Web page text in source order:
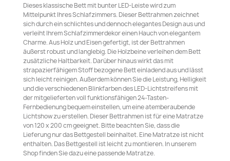
Dieses klassische Bett mit bunter LED-Leiste wird zum
Mittelpunkt Ihres Schlafzimmers. Dieser Bettrahmen zeichnet
sich durch ein schlichtes und dennoch elegantes Design aus und
verleiht Ihrem Schlafzimmerdekor einen Hauch von elegantem
Charme. Aus Holz und Eisen gefertigt, ist der Bettrahmen
äußerst robust und langlebig. Die Holzbeine verleihen dem Bett
zusätzliche Haltbarkeit. Darüber hinaus wirkt das mit
strapazierfähigem Stoff bezogene Bett einladend aus und lässt
sich leicht reinigen. Außerdem können Sie die Leistung, Helligkeit
und die verschiedenen Blinkfarben des LED-Lichtstreifens mit
der mitgelieferten voll funktionsfähigen 24-Tasten-
Fernbedienung bequem einstellen, um eine atemberaubende
Lichtshow zu erstellen. Dieser Bettrahmen ist für eine Matratze
von 120 x 200 cm geeignet. Bitte beachten Sie, dass die
Lieferung nur das Bettgestell beinhaltet. Eine Matratze ist nicht
enthalten. Das Bettgestell ist leicht zu montieren. In unserem
Shop finden Sie dazu eine passende Matratze.